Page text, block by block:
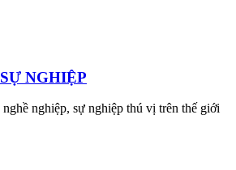
NGHIỆP
nghiệp, sự nghiệp thú vị trên thế giới